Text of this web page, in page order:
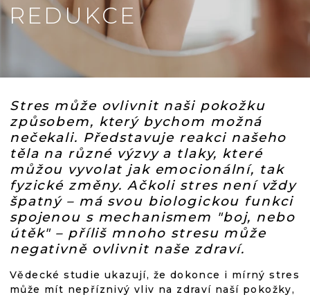
REDUKCE
Stres může ovlivnit naši pokožku
způsobem, který bychom možná
nečekali. Představuje reakci našeho
těla na různé výzvy a tlaky, které
můžou vyvolat jak emocionální, tak
fyzické změny. Ačkoli stres není vždy
špatný – má svou biologickou funkci
spojenou s mechanismem "boj, nebo
útěk" – příliš mnoho stresu může
negativně ovlivnit naše zdraví.
Vědecké studie ukazují, že dokonce i mírný stres
může mít nepříznivý vliv na zdraví naší pokožky,